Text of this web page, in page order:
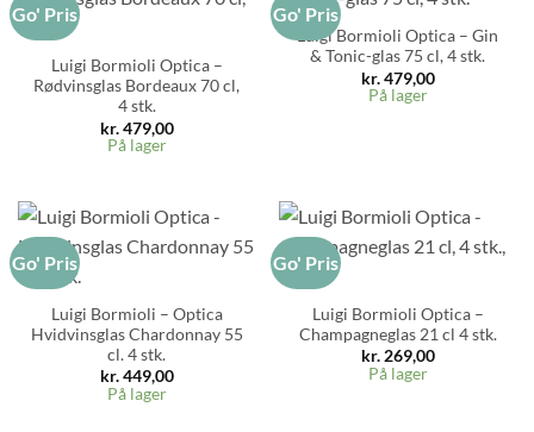
Go' Pris
Luigi Bormioli Optica –
Rødvinsglas Bordeaux 70 cl,
4 stk.
kr.479,00
På lager
Go' Pris
Luigi Bormioli Optica – Gin
& Tonic-glas 75 cl, 4 stk.
kr.479,00
På lager
Go' Pris
Luigi Bormioli – Optica
Hvidvinsglas Chardonnay 55
cl. 4 stk.
kr.449,00
På lager
Go' Pris
Luigi Bormioli Optica –
Champagneglas 21 cl 4 stk.
kr.269,00
På lager